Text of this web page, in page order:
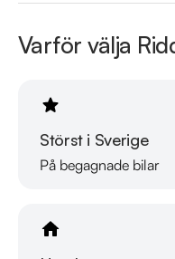
Jämför denna bil med
lager. Se våra bilar på
Övrig information om bilen:
Årsskatt på endast 1 103 kr
Vid blandad körning är
Denna bil kan köpas med
Varför välja
Störst i Sverige
På begagnade bilar